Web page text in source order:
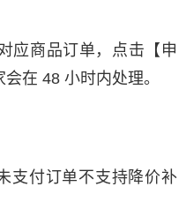
应商品订单，点击【申
在 48 小时内处理。
支付订单不支持降价补